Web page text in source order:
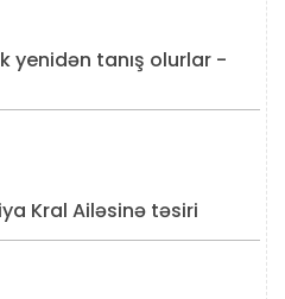
yenidən tanış olurlar -
Kral Ailəsinə təsiri